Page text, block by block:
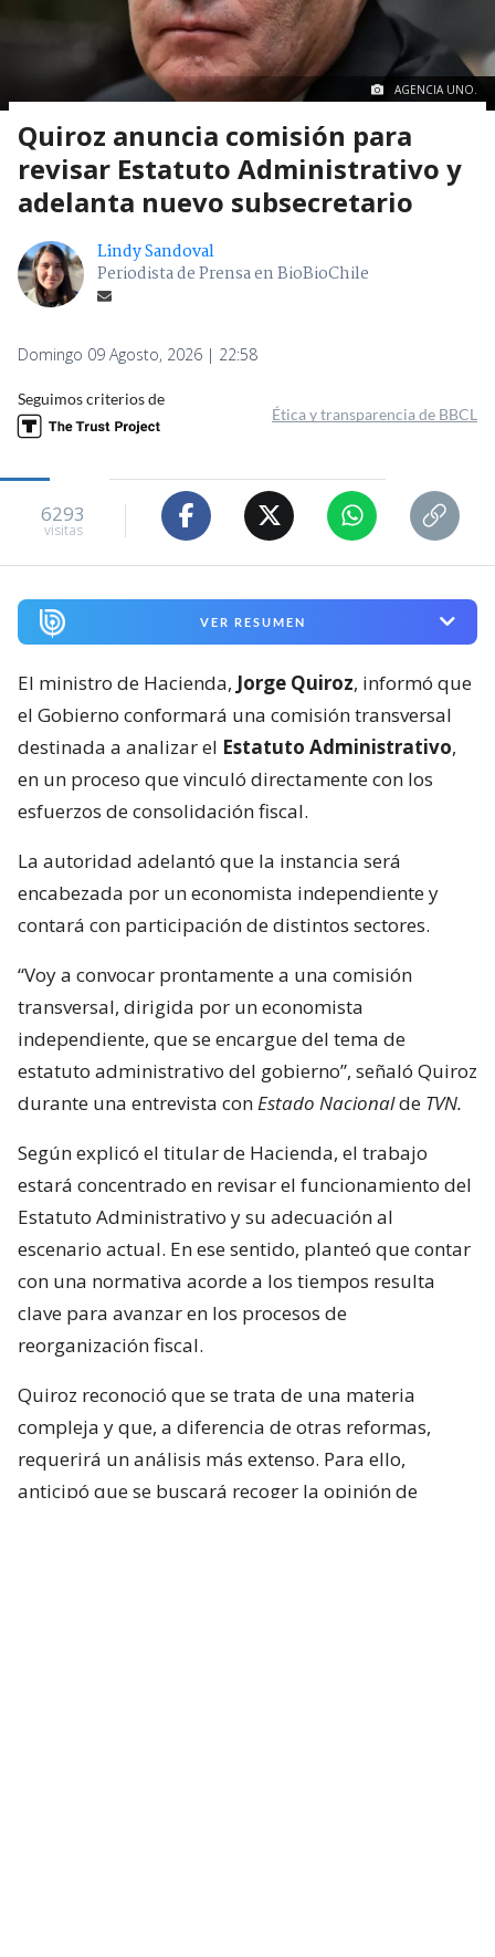
AGENCIA UNO.
Quiroz anuncia comisión para
revisar Estatuto Administrativo y
adelanta nuevo subsecretario
Lindy Sandoval
Periodista de Prensa en BioBioChile
Domingo 09 Agosto, 2026 | 22:58
Seguimos criterios de
Ética y transparencia de BBCL
6293
visitas
VER RESUMEN
El ministro de Hacienda, Jorge Quiroz, informó que
el Gobierno conformará una comisión transversal
destinada a analizar el Estatuto Administrativo,
en un proceso que vinculó directamente con los
esfuerzos de consolidación fiscal.
La autoridad adelantó que la instancia será
encabezada por un economista independiente y
contará con participación de distintos sectores.
“Voy a convocar prontamente a una comisión
transversal, dirigida por un economista
independiente, que se encargue del tema de
estatuto administrativo del gobierno”, señaló Quiroz
durante una entrevista con Estado Nacionalde TVN.
Según explicó el titular de Hacienda, el trabajo
estará concentrado en revisar el funcionamiento del
Estatuto Administrativo y su adecuación al
escenario actual. En ese sentido, planteó que contar
con una normativa acorde a los tiempos resulta
clave para avanzar en los procesos de
reorganización fiscal.
Quiroz reconoció que se trata de una materia
compleja y que, a diferencia de otras reformas,
requerirá un análisis más extenso. Para ello,
anticipó que se buscará recoger la opinión de